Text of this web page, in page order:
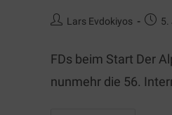
Lars Evdokiyos 5.
FDs beim Start Der
nunmehr die 56.